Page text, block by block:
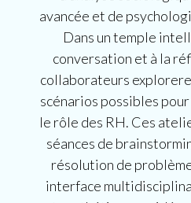
avancée et de
Dans un temple
conversation et à la
collaborateurs
scénarios possibles
le rôle des RH. Ces
séances de
résolution de
interface